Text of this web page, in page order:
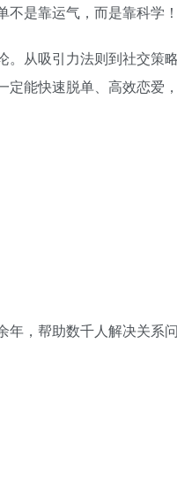
是靠运气，而是靠科学！
从吸引力法则到社交策
能快速脱单、高效恋爱
，帮助数千人解决关系问